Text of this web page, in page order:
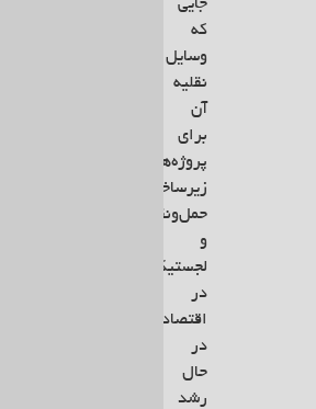
جایی
که
وسایل
نقلیه
آن
برای
پروژه‌های
زیرساختی،
حمل‌ونقل
و
لجستیک
در
اقتصادهای
در
حال
رشد